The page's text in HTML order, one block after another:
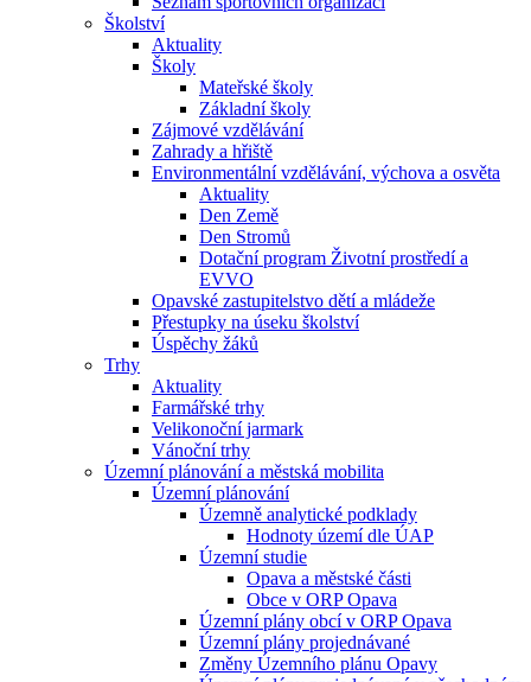
Školství
Aktuality
Školy
Mateřské školy
Základní školy
Zájmové vzdělávání
Zahrady a hřiště
Environmentální vzdělávání, výchova a osvěta
Aktuality
Den Země
Den Stromů
Dotační program Životní prostředí a
EVVO
Opavské zastupitelstvo dětí a mládeže
Přestupky na úseku školství
Úspěchy žáků
Trhy
Aktuality
Farmářské trhy
Velikonoční jarmark
Vánoční trhy
Územní plánování a městská mobilita
Územní plánování
Územně analytické podklady
Hodnoty území dle ÚAP
Územní studie
Opava a městské části
Obce v ORP Opava
Územní plány obcí v ORP Opava
Územní plány projednávané
Změny Územního plánu Opavy